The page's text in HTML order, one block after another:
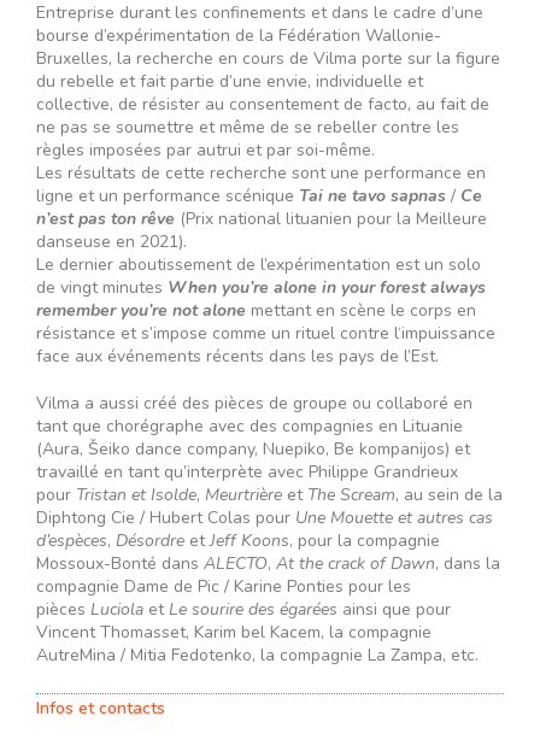
Entreprise durant les confinements et dans le cadre d’une
bourse d’expérimentation de la Fédération Wallonie-
Bruxelles, la recherche en cours de Vilma porte sur la figure
du rebelle et fait partie d’une envie, individuelle et
collective, de résister au consentement de facto, au fait de
ne pas se soumettre et même de se rebeller contre les
règles imposées par autrui et par soi-même.
Les résultats de cette recherche sont une performance en
ligne et un performance scénique Tai ne tavo sapnas / Ce
n’est pas ton rêve (Prix national lituanien pour la Meilleure
danseuse en 2021).
Le dernier aboutissement de l’expérimentation est un solo
de vingt minutes When you’re alone in your forest always
remember you’re not alone mettant en scène le corps en
résistance et s’impose comme un rituel contre l‘impuissance
face aux événements récents dans les pays de l’Est.
Vilma a aussi créé des pièces de groupe ou collaboré en
tant que chorégraphe avec des compagnies en Lituanie
(Aura, Šeiko dance company, Nuepiko, Be kompanijos) et
travaillé en tant qu’interprète avec Philippe Grandrieux
pour Tristan et Isolde, Meurtrière et The Scream, au sein de la
Diphtong Cie / Hubert Colas pour Une Mouette et autres cas
d’espèces, Désordre etJeff Koons, pour la compagnie
Mossoux-Bonté dans ALECTO, At the crack of Dawn, dans la
compagnie Dame de Pic / Karine Ponties pour les
pièces Luciola et Le sourire des égarées ainsi que pour
Vincent Thomasset, Karim bel Kacem, la compagnie
AutreMina / Mitia Fedotenko, la compagnie La Zampa, etc.
Infos et contacts